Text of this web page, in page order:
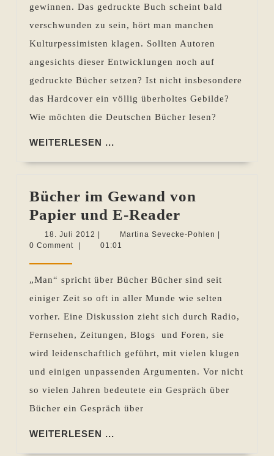
doch?
gewinnen. Das gedruckte Buch scheint bald
verschwunden zu sein, hört man manchen
Kulturpessimisten klagen. Sollten Autoren
angesichts dieser Entwicklungen noch auf
gedruckte Bücher setzen? Ist nicht insbesondere
das Hardcover ein völlig überholtes Gebilde?
Wie möchten die Deutschen Bücher lesen?
WEITERLESEN ...
Bücher im Gewand von
Papier und E-Reader
im
Papier
und
E-
Reader
18. Juli 2012 18.
Juli
| Martina Sevecke-Pohlen Martina
|
0 Comment
| 01:01
„Man“ spricht über Bücher Bücher sind seit
einiger Zeit so oft in aller Munde wie selten
vorher. Eine Diskussion zieht sich durch Radio,
Fernsehen, Zeitungen, Blogs und Foren, sie
wird leidenschaftlich geführt, mit vielen klugen
und einigen unpassenden Argumenten. Vor nicht
so vielen Jahren bedeutete ein Gespräch über
Bücher ein Gespräch über
WEITERLESEN ...